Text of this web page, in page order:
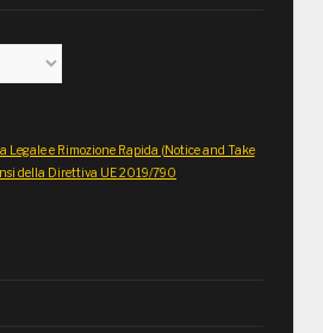
Legale e Rimozione Rapida (Notice and Take
della Direttiva UE 2019/790